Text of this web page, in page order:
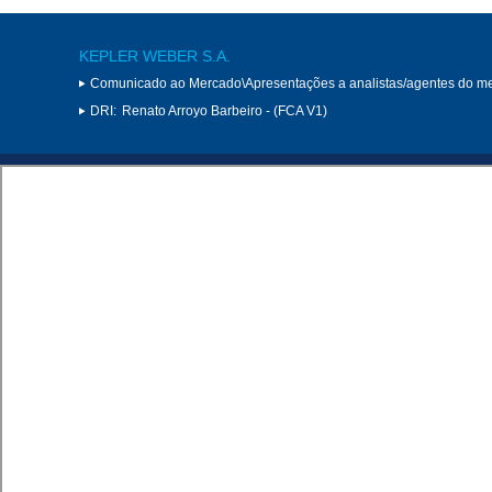
KEPLER WEBER S.A.
Comunicado ao Mercado\Apresentações a analistas/agentes do
DRI: Renato Arroyo Barbeiro - (FCA V1)